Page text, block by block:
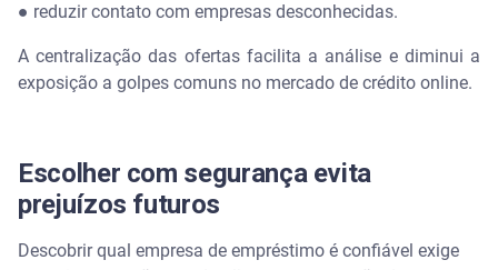
● reduzir contato com empresas desconhecidas.
A centralização das ofertas facilita a análise e diminui a
exposição a golpes comuns no mercado de crédito online.
Escolher com segurança evita
prejuízos futuros
Descobrir qual empresa de empréstimo é confiável exige